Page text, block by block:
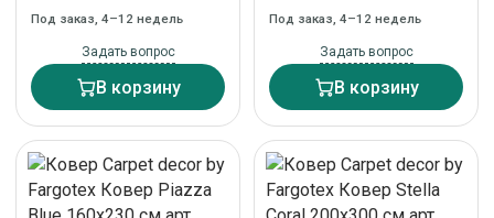
Под заказ, 4–12 недель
Задать вопрос
В корзину
Под заказ, 4–12 недель
Задать вопрос
В корзину